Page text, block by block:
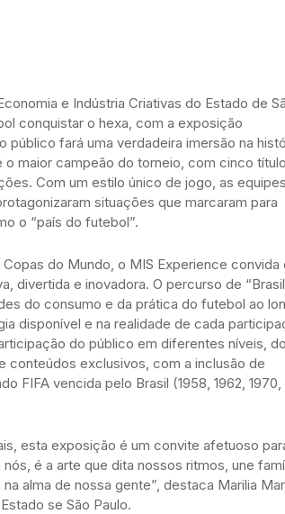
e Indústria Criativas do Estado de
conquistar o hexa, com a exposição
público fará uma verdadeira imersão na
o maior campeão do torneio, com cinco
Com um estilo único de jogo, as equipes
situações que marcaram para
o “país do futebol”.
do Mundo, o MIS Experience convida
divertida e inovadora. O percurso de
do consumo e da prática do futebol ao
disponível e na realidade de cada
do público em diferentes níveis, do
conteúdos exclusivos, com a inclusão de
FIFA vencida pelo Brasil (1958, 1962, 1970,
esta exposição é um convite afetuoso
é a arte que dita nossos ritmos, une
alma de nossa gente”, destaca Marilia
se São Paulo.